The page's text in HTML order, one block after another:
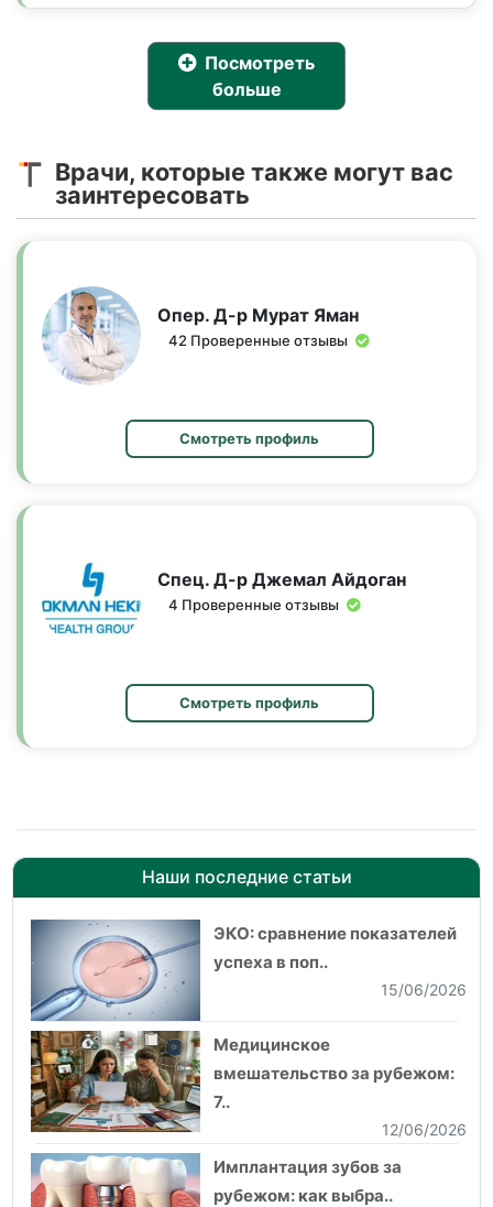
больше
Врачи, которые также могут вас
заинтересовать
Опер. Д-р Мурат Яман
42 Проверенные отзывы
Смотреть профиль
Спец. Д-р Джемал Айдоган
4 Проверенные отзывы
Смотреть профиль
Наши последние статьи
ЭКО: сравнение показателей
успеха в поп..
15/06/2026
Медицинское
вмешательство за рубежом:
7..
12/06/2026
Имплантация зубов за
рубежом: как выбра..